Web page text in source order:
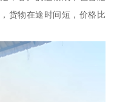
货物在途时间短，价格比